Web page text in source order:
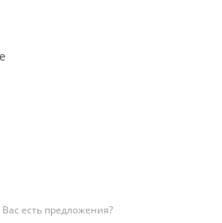
есть предложения?